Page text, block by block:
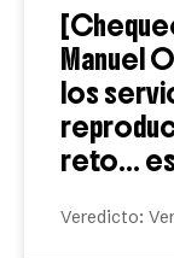
Manuel
los
reto… es
Veredicto: